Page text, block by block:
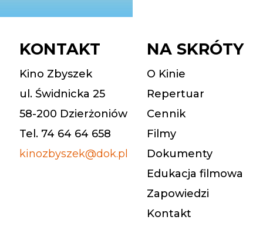
KONTAKT
Kino Zbyszek
ul. Świdnicka 25
58-200 Dzierżoniów
Tel. 74 64 64 658
kinozbyszek@dok.pl
NA SKRÓTY
O Kinie
Repertuar
Cennik
Filmy
Dokumenty
Edukacja filmowa
Zapowiedzi
Kontakt